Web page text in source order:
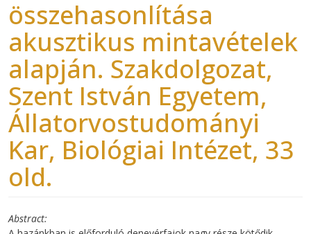
összehasonlítása
akusztikus mintavételek
alapján. Szakdolgozat,
Szent István Egyetem,
Állatorvostudományi
Kar, Biológiai Intézet, 33
old.
Abstract